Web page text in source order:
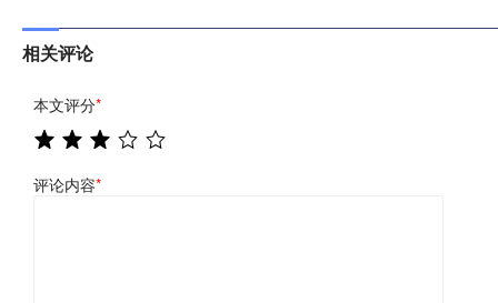
相关评论
本文评分*
评论内容*